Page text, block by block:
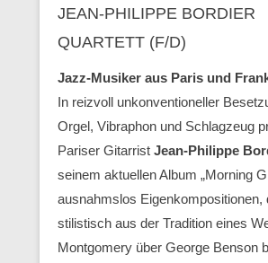
JEAN-PHILIPPE BORDIER
QUARTETT (F/D)
Jazz-Musiker aus Paris und
In reizvoll unkonventioneller
Orgel, Vibraphon und Schlagzeug
Pariser Gitarrist Jean-Philippe
seinem aktuellen Album „Morning
ausnahmslos Eigenkompositionen,
stilistisch aus der Tradition eines
Montgomery über George Benson